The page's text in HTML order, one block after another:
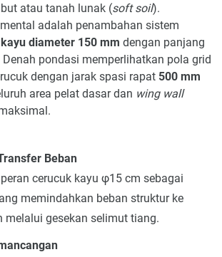
atau tanah lunak (soft soil).
adalah penambahan sistem
diameter 150 mm dengan panjang
Denah pondasi memperlihatkan pola grid
dengan jarak spasi rapat 500 mm
area pelat dasar dan wing wall
Beban
cerucuk kayu φ15 cm sebagai
memindahkan beban struktur ke
melalui gesekan selimut tiang.